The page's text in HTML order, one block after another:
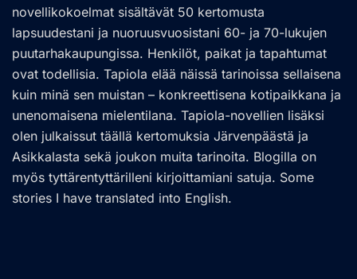
novellikokoelmat sisältävät 50 kertomusta
lapsuudestani ja nuoruusvuosistani 60- ja 70-lukujen
puutarhakaupungissa. Henkilöt, paikat ja tapahtumat
ovat todellisia. Tapiola elää näissä tarinoissa sellaisena
kuin minä sen muistan – konkreettisena kotipaikkana ja
unenomaisena mielentilana. Tapiola-novellien lisäksi
olen julkaissut täällä kertomuksia Järvenpäästä ja
Asikkalasta sekä joukon muita tarinoita. Blogilla on
myös tyttärentyttärilleni kirjoittamiani satuja. Some
stories I have translated into English.